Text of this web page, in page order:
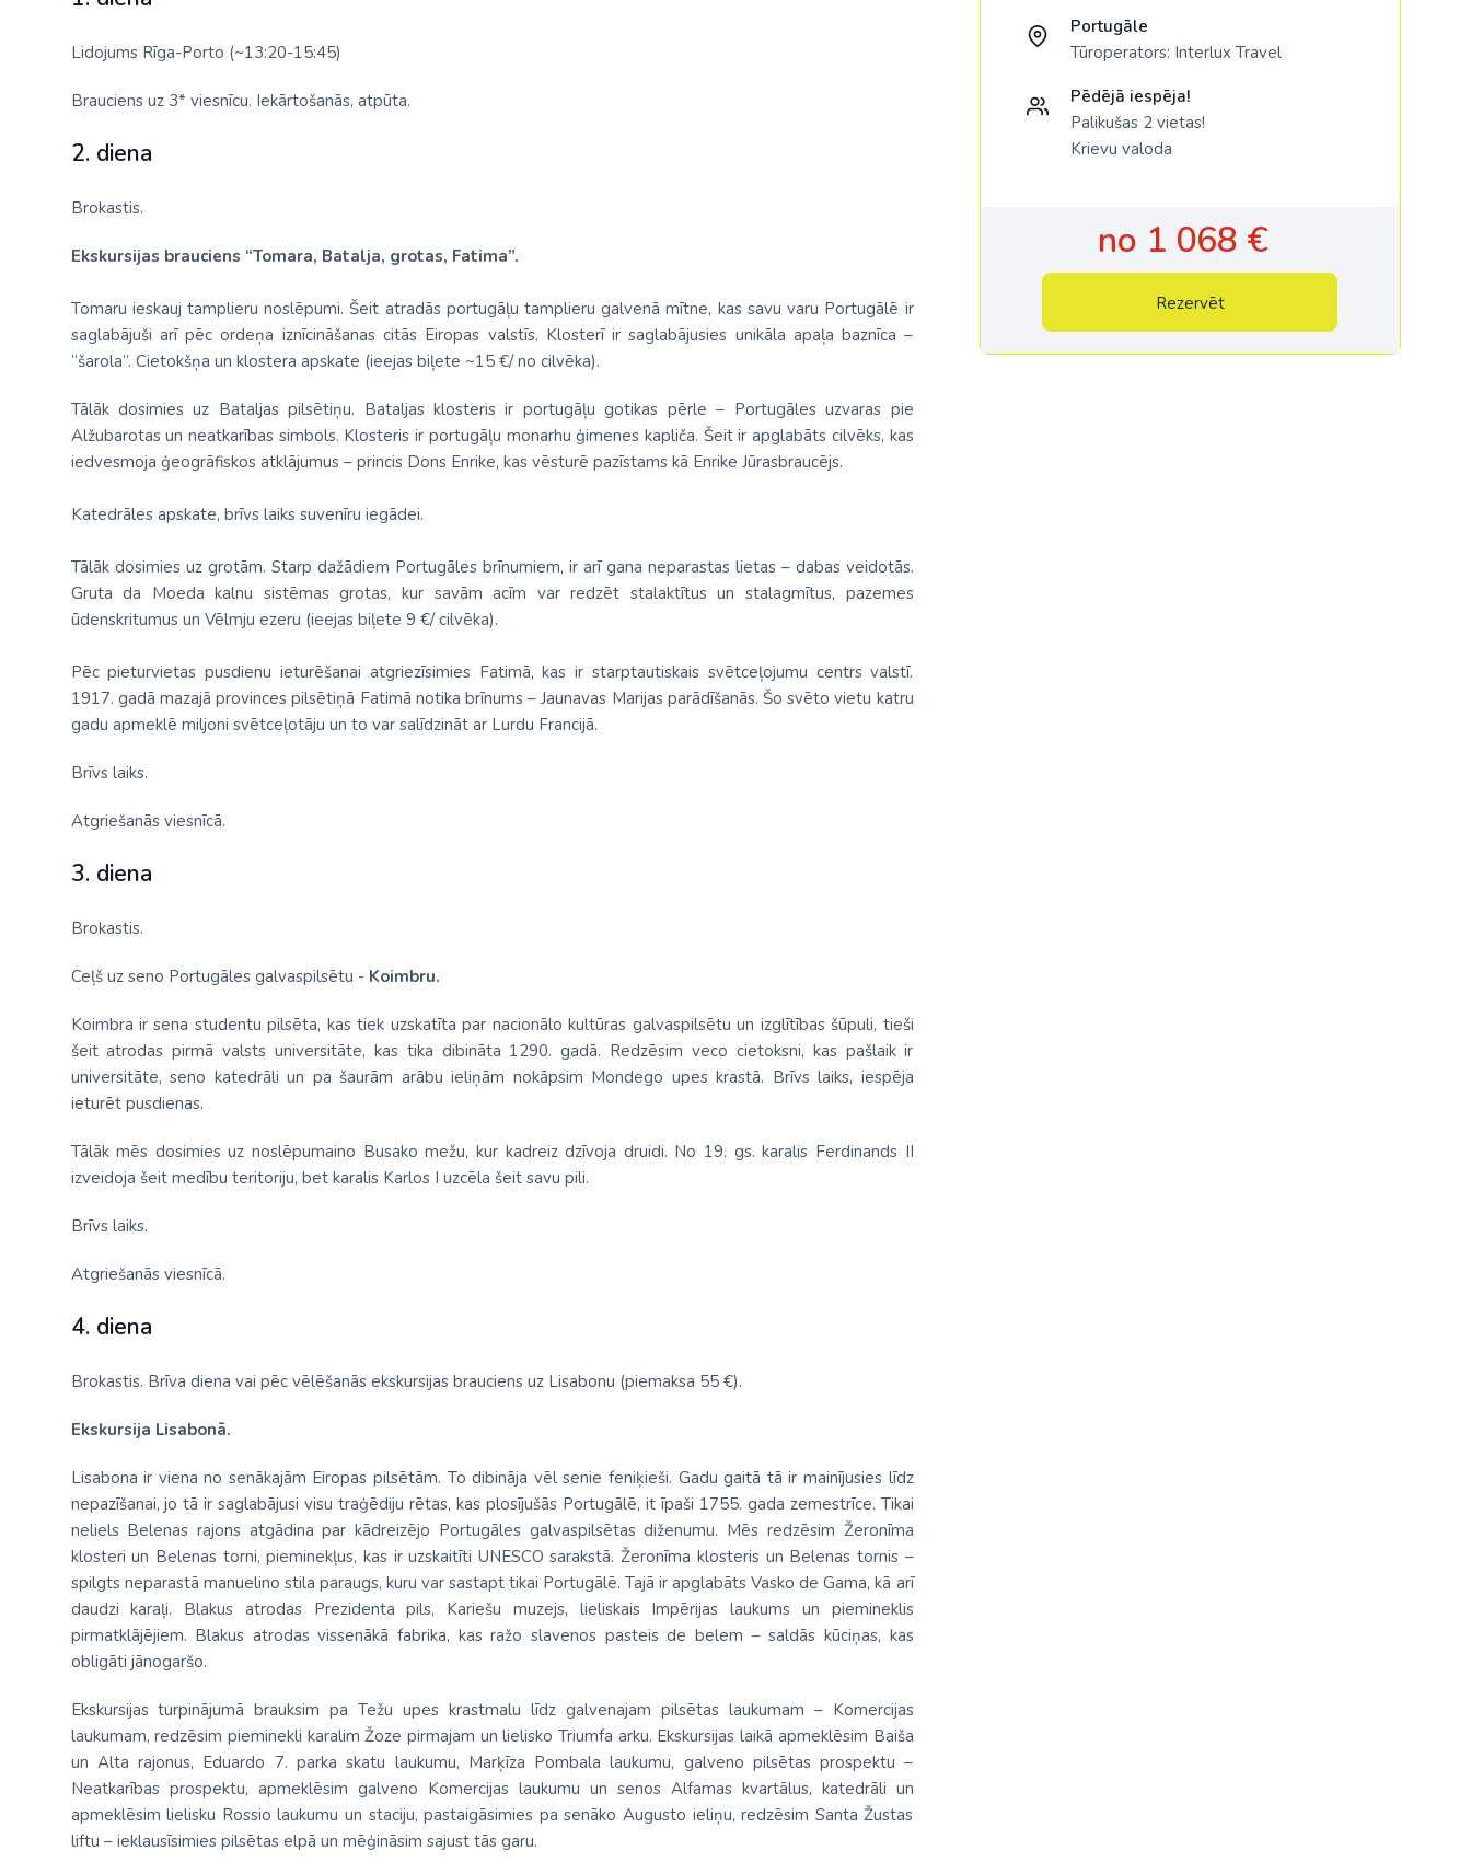
Taizeme
Vjetnama
Lidojums Rīga-Porto (~13:20-15:45)
Brauciens uz 3* viesnīcu. Iekārtošanās, atpūta.
2. diena
Brokastis.
Ekskursijas brauciens “Tomara, Batalja, grotas, Fatima”.
Tomaru ieskauj tamplieru noslēpumi. Šeit atradās portugāļu tamplieru galvenā mītne, kas savu varu Portugālē ir
saglabājuši arī pēc ordeņa iznīcināšanas citās Eiropas valstīs. Klosterī ir saglabājusies unikāla apaļa baznīca –
“šarola”. Cietokšņa un klostera apskate (ieejas biļete ~15 €/ no cilvēka).
Tālāk dosimies uz Bataljas pilsētiņu. Bataljas klosteris ir portugāļu gotikas pērle – Portugāles uzvaras pie
Alžubarotas un neatkarības simbols. Klosteris ir portugāļu monarhu ģimenes kapliča. Šeit ir apglabāts cilvēks, kas
iedvesmoja ģeogrāfiskos atklājumus – princis Dons Enrike, kas vēsturē pazīstams kā Enrike Jūrasbraucējs.
Katedrāles apskate, brīvs laiks suvenīru iegādei.
Tālāk dosimies uz grotām. Starp dažādiem Portugāles brīnumiem, ir arī gana neparastas lietas – dabas veidotās.
Gruta da Moeda kalnu sistēmas grotas, kur savām acīm var redzēt stalaktītus un stalagmītus, pazemes
ūdenskritumus un Vēlmju ezeru (ieejas biļete 9 €/ cilvēka).
Pēc pieturvietas pusdienu ieturēšanai atgriezīsimies Fatimā, kas ir starptautiskais svētceļojumu centrs valstī.
1917. gadā mazajā provinces pilsētiņā Fatimā notika brīnums – Jaunavas Marijas parādīšanās. Šo svēto vietu katru
gadu apmeklē miljoni svētceļotāju un to var salīdzināt ar Lurdu Francijā.
Brīvs laiks.
Atgriešanās viesnīcā.
3. diena
Brokastis.
Ceļš uz seno Portugāles galvaspilsētu - Koimbru.
Koimbra ir sena studentu pilsēta, kas tiek uzskatīta par nacionālo kultūras galvaspilsētu un izglītības šūpuli, tieši
šeit atrodas pirmā valsts universitāte, kas tika dibināta 1290. gadā. Redzēsim veco cietoksni, kas pašlaik ir
universitāte, seno katedrāli un pa šaurām arābu ieliņām nokāpsim Mondego upes krastā. Brīvs laiks, iespēja
ieturēt pusdienas.
Tālāk mēs dosimies uz noslēpumaino Busako mežu, kur kadreiz dzīvoja druidi. No 19. gs. karalis Ferdinands II
izveidoja šeit medību teritoriju, bet karalis Karlos I uzcēla šeit savu pili.
Brīvs laiks.
Atgriešanās viesnīcā.
4. diena
Brokastis. Brīva diena vai pēc vēlēšanās ekskursijas brauciens uz Lisabonu (piemaksa 55 €).
Ekskursija Lisabonā.
Lisabona ir viena no senākajām Eiropas pilsētām. To dibināja vēl senie feniķieši. Gadu gaitā tā ir mainījusies līdz
nepazīšanai, jo tā ir saglabājusi visu traģēdiju rētas, kas plosījušās Portugālē, it īpaši 1755. gada zemestrīce. Tikai
neliels Belenas rajons atgādina par kādreizējo Portugāles galvaspilsētas diženumu. Mēs redzēsim Žeronīma
klosteri un Belenas torni, pieminekļus, kas ir uzskaitīti UNESCO sarakstā. Žeronīma klosteris un Belenas tornis –
spilgts neparastā manuelino stila paraugs, kuru var sastapt tikai Portugālē. Tajā ir apglabāts Vasko de Gama, kā arī
daudzi karaļi. Blakus atrodas Prezidenta pils, Kariešu muzejs, lieliskais Impērijas laukums un piemineklis
pirmatklājējiem. Blakus atrodas vissenākā fabrika, kas ražo slavenos pasteis de belem – saldās kūciņas, kas
obligāti jānogaršo.
Ekskursijas turpinājumā brauksim pa Težu upes krastmalu līdz galvenajam pilsētas laukumam – Komercijas
laukumam, redzēsim pieminekli karalim Žoze pirmajam un lielisko Triumfa arku. Ekskursijas laikā apmeklēsim Baiša
un Alta rajonus, Eduardo 7. parka skatu laukumu, Marķīza Pombala laukumu, galveno pilsētas prospektu –
Neatkarības prospektu, apmeklēsim galveno Komercijas laukumu un senos Alfamas kvartālus, katedrāli un
apmeklēsim lielisku Rossio laukumu un staciju, pastaigāsimies pa senāko Augusto ieliņu, redzēsim Santa Žustas
liftu – ieklausīsimies pilsētas elpā un mēģināsim sajust tās garu.
Portugāle
Tūroperators: Interlux Travel
Pēdējā iespēja!
Palikušas 2 vietas!
Krievu valoda
no 1 068 €
Rezervēt